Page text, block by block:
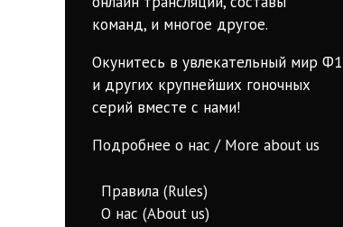
команд, и многое другое.
Окунитесь в увлекательный мир Ф1
и других крупнейших гоночных
серий вместе с нами!
Подробнее о нас / More about us
Правила (Rules)
О нас (About us)